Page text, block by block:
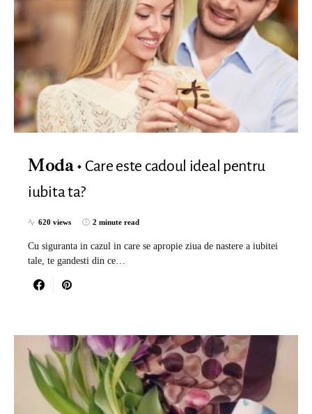
Moda
Care este cadoul ideal pentru
iubita ta?
620 views 2 minute read
Cu siguranta in cazul in care se apropie ziua de nastere a iubitei
tale, te gandesti din ce…